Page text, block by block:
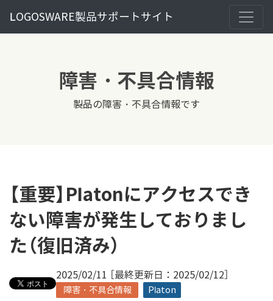
LOGOSWARE製品サポートサイト
障害・不具合情報
製品の障害・不具合情報です
【重要】Platonにアクセスでき
ない障害が発生しておりまし
た（復旧済み）
2025/02/11 ［最終更新日：2025/02/12］
障害・不具合情報 Platon